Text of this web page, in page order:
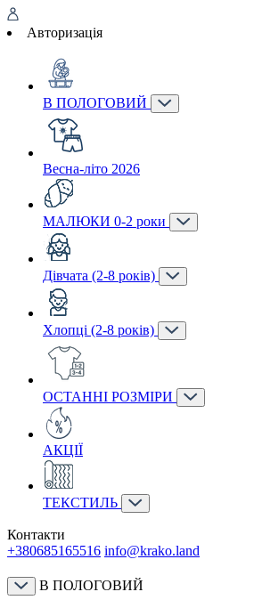
Авторизація
В ПОЛОГОВИЙ
Весна-літо 2026
МАЛЮКИ 0-2 роки
Дівчата (2-8 років)
Хлопці (2-8 років)
ОСТАННІ РОЗМІРИ
АКЦІЇ
ТЕКСТИЛЬ
Контакти
+380685165516 info@krako.land
В ПОЛОГОВИЙ